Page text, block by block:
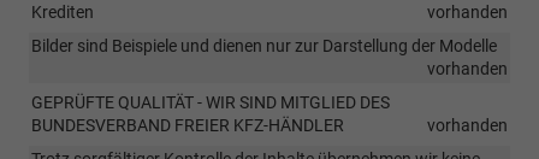
Krediten
vorhanden
Bilder sind Beispiele und dienen nur zur Darstellung der Modelle
vorhanden
GEPRÜFTE QUALITÄT - WIR SIND MITGLIED DES
BUNDESVERBAND FREIER KFZ-HÄNDLER
vorhanden